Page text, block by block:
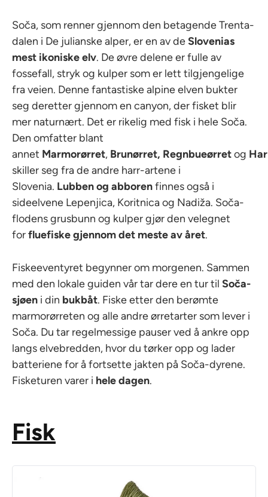
Soča, som renner gjennom den betagende Trenta-
dalen i De julianske alper, er en av deSlovenias
mest ikoniske elv. De øvre delene er fulle av
fossefall, stryk og kulper som er lett tilgjengelige
fra veien. Denne fantastiske alpine elven bukter
seg deretter gjennom en canyon, der fisket blir
mer naturnært. Det er rikelig med fisk i hele Soča.
Den omfatter blant
annet Marmorørret, Brunørret, Regnbueørretog
skiller seg fra de andre harr-artene i
Slovenia. Lubben og abborenfinnes også i
sideelvene Lepenjica, Koritnica og Nadiža. Soča-
flodens grusbunn og kulper gjør den velegnet
forfluefiske gjennom det meste av året.
Fiskeeventyret begynner om morgenen. Sammen
med den lokale guiden vår tar dere en tur til Soča-
sjøen i din bukbåt. Fiske etter den berømte
marmorørreten og alle andre ørretarter som lever i
Soča. Du tar regelmessige pauser ved å ankre opp
langs elvebredden, hvor du tørker opp og lader
batteriene for å fortsette jakten på Soča-dyrene.
Fisketuren varer i hele dagen.
Fisk